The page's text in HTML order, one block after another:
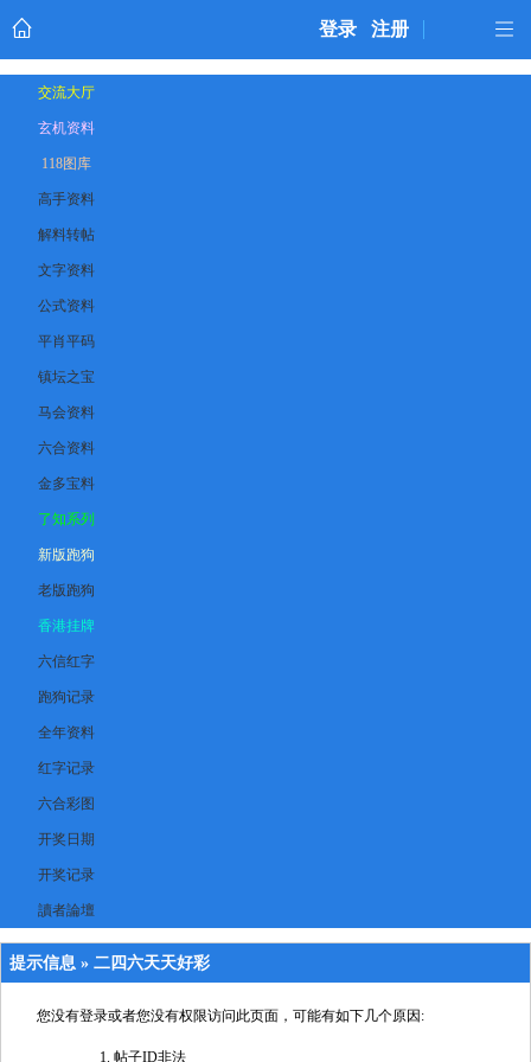
登录 注册
交流大厅
玄机资料
118图库
高手资料
解料转帖
文字资料
公式资料
平肖平码
镇坛之宝
马会资料
六合资料
金多宝料
了知系列
新版跑狗
老版跑狗
香港挂牌
六信红字
跑狗记录
全年资料
红字记录
六合彩图
开奖日期
开奖记录
讀者論壇
提示信息 » 二四六天天好彩
您没有登录或者您没有权限访问此页面，可能有如下几个原因:
帖子ID非法